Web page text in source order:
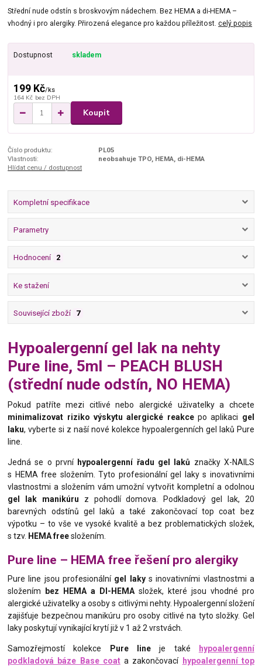
Střední nude odstín s broskvovým nádechem. Bez HEMA a di-HEMA –
vhodný i pro alergiky. Přirozená elegance pro každou příležitost.celý popis
Dostupnost skladem
199 Kč/ks
164 Kč bez DPH
Koupit
Číslo produktu:
PL05
Vlastnosti:
neobsahuje TPO, HEMA, di-HEMA
Hlídat cenu / dostupnost
Kompletní specifikace
Parametry
Hodnocení 2
Ke stažení
Související zboží 7
Hypoalergenní gel lak na nehty
Pure line, 5ml – PEACH BLUSH
(střední nude odstín, NO HEMA)
Pokud patříte mezi citlivé nebo alergické uživatelky a chcete
minimalizovat riziko výskytu alergické reakcepo aplikaci gel
laku, vyberte si z naší nové kolekce hypoalergenních gel laků Pure
line.
Jedná se o první hypoalergenní řadu gel laků značky X-NAILS
s HEMA free složením. Tyto profesionální gel laky s inovativními
vlastnostmi a složením vám umožní vytvořit kompletní a odolnou
gel lak manikúru z pohodlí domova. Podkladový gel lak, 20
barevných odstínů gel laků a také zakončovací top coat bez
výpotku – to vše ve vysoké kvalitě a bez problematických složek,
s tzv. HEMA freesložením.
Pure line – HEMA free řešení pro alergiky
Pure line jsou profesionálnígel lakys inovativními vlastnostmi a
složením
bez HEMA a DI-HEMA složek, které jsou vhodné pro
alergické uživatelky a osoby s citlivými nehty. Hypoalergenní složení
zajišťuje bezpečnou manikúru pro osoby citlivé na tyto složky. Gel
laky poskytují vynikající krytí již v 1 až 2 vrstvách.
Samozřejmostí kolekce Pure lineje také
hypoalergenní
podkladová báze Base coata zakončovací hypoalergenní top